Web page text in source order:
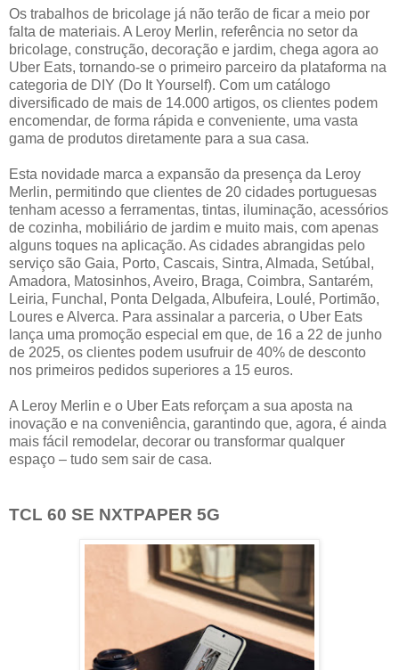
Os trabalhos de bricolage já não terão de ficar a meio por
falta de materiais. A Leroy Merlin, referência no setor da
bricolage, construção, decoração e jardim, chega agora ao
Uber Eats, tornando-se o primeiro parceiro da plataforma na
categoria de DIY (Do It Yourself). Com um catálogo
diversificado de mais de 14.000 artigos, os clientes podem
encomendar, de forma rápida e conveniente, uma vasta
gama de produtos diretamente para a sua casa.
Esta novidade marca a expansão da presença da Leroy
Merlin, permitindo que clientes de 20 cidades portuguesas
tenham acesso a ferramentas, tintas, iluminação, acessórios
de cozinha, mobiliário de jardim e muito mais, com apenas
alguns toques na aplicação. As cidades abrangidas pelo
serviço são Gaia, Porto, Cascais, Sintra, Almada, Setúbal,
Amadora, Matosinhos, Aveiro, Braga, Coimbra, Santarém,
Leiria, Funchal, Ponta Delgada, Albufeira, Loulé, Portimão,
Loures e Alverca. Para assinalar a parceria, o Uber Eats
lança uma promoção especial em que, de 16 a 22 de junho
de 2025, os clientes podem usufruir de 40% de desconto
nos primeiros pedidos superiores a 15 euros.
A Leroy Merlin e o Uber Eats reforçam a sua aposta na
inovação e na conveniência, garantindo que, agora, é ainda
mais fácil remodelar, decorar ou transformar qualquer
espaço – tudo sem sair de casa.
TCL 60 SE NXTPAPER 5G